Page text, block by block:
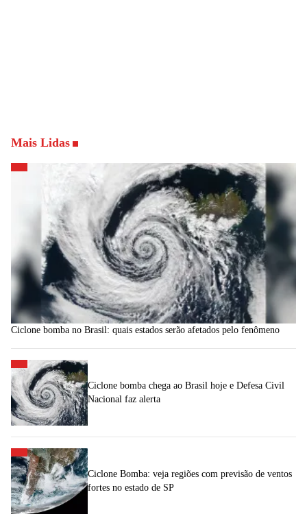
Mais Lidas
Ciclone bomba no Brasil: quais estados serão afetados pelo fenômeno
Ciclone bomba chega ao Brasil hoje e Defesa Civil
Nacional faz alerta
Ciclone Bomba: veja regiões com previsão de ventos
fortes no estado de SP